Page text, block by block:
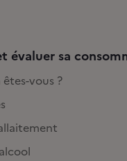
évaluer sa
vous ?